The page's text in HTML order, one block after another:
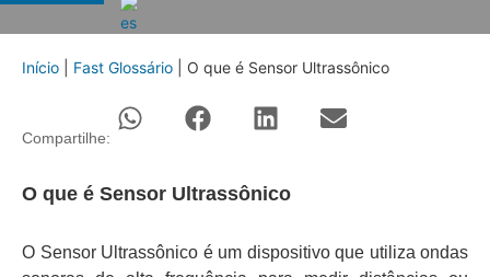
Início Fast Glossário O que é Sensor Ultrassônico
Compartilhe:
O que é Sensor Ultrassônico
O Sensor Ultrassônico é um dispositivo que utiliza ondas